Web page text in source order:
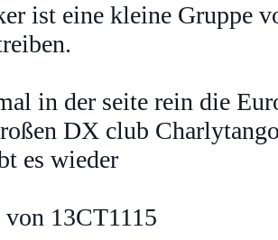
ist eine kleine Gruppe
in der seite rein die
DX club
es wieder
13CT1115